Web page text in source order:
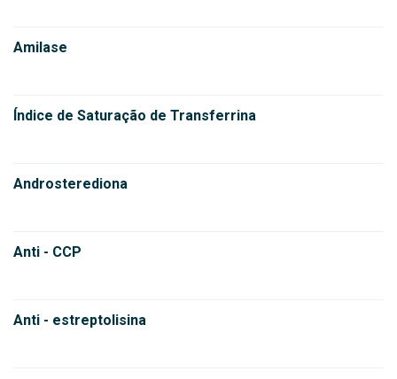
Amilase
Índice de Saturação de Transferrina
Androsterediona
Anti - CCP
Anti - estreptolisina